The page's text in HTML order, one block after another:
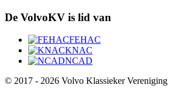
De VolvoKV is lid van
FEHAC
KNAC
NCAD
© 2017 - 2026 Volvo Klassieker Vereniging